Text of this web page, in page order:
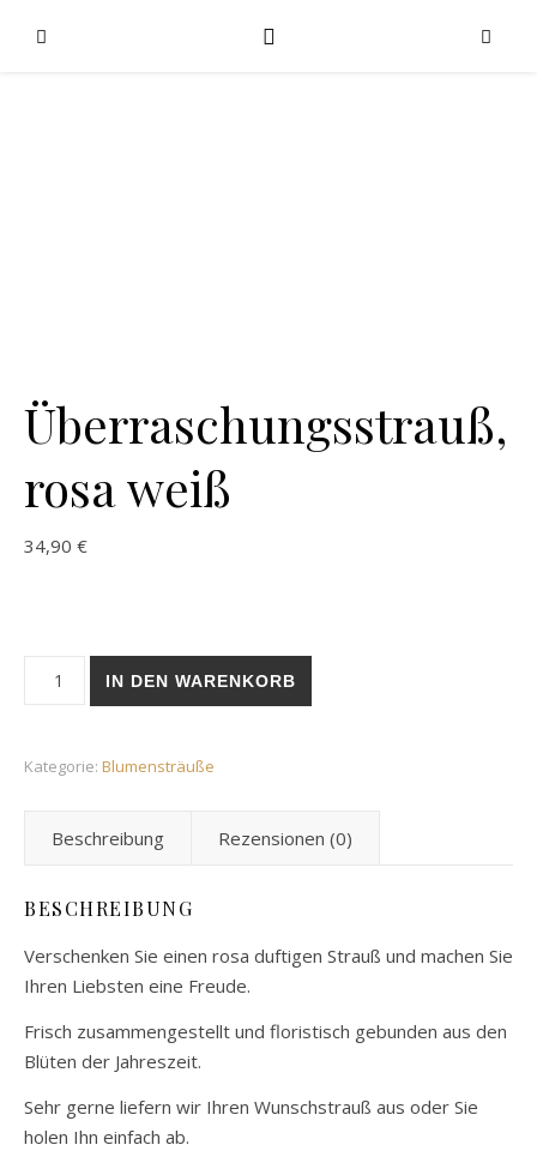
Überraschungsstrauß,
rosa weiß
34,90 €
IN DEN WARENKORB
Kategorie: Blumensträuße
Beschreibung Rezensionen (0)
BESCHREIBUNG
Verschenken Sie einen rosa duftigen Strauß und machen Sie
Ihren Liebsten eine Freude.
Frisch zusammengestellt und floristisch gebunden aus den
Blüten der Jahreszeit.
Sehr gerne liefern wir Ihren Wunschstrauß aus oder Sie
holen Ihn einfach ab.